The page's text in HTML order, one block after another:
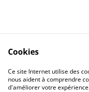
Contact Us
Privacy
Cookies
Ce site Internet utilise des
nous aident à comprendre
d'améliorer votre